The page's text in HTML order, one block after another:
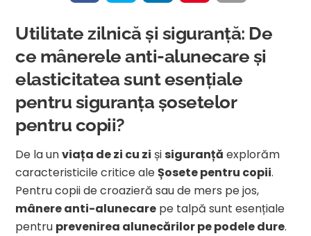
Utilitate zilnică și siguranță: De
ce mânerele anti-alunecare și
elasticitatea sunt esențiale
pentru siguranța șosetelor
pentru copii?
De la unviața de zi cu zi și siguranță explorăm
caracteristicile critice aleȘosete pentru copii.
Pentru copii de croazieră sau de mers pe jos,
mânere anti-alunecare pe talpă sunt esențiale
pentru prevenirea alunecărilor pe podele dure.